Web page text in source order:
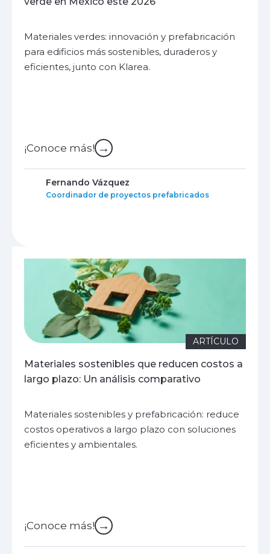
Materiales verdes: innovación y prefabricación
para edificios más sostenibles, duraderos y
eficientes, junto con Klarea.
¡Conoce más! →
Fernando Vázquez
Coordinador de proyectos prefabricados
ARTÍCULO
Materiales sostenibles que reducen costos a
largo plazo: Un análisis comparativo
Materiales sostenibles y prefabricación: reduce
costos operativos a largo plazo con soluciones
eficientes y ambientales.
¡Conoce más! →